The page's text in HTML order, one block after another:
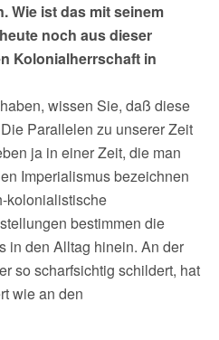
Wie ist das mit seinem
noch aus dieser
Kolonialherrschaft in
wissen Sie, daß diese
Parallelen zu unserer Zeit
ja in einer Zeit, die man
Imperialismus bezeichnen
kolonialistische
bestimmen die
in den Alltag hinein. An der
so scharfsichtig schildert, hat
wie an den